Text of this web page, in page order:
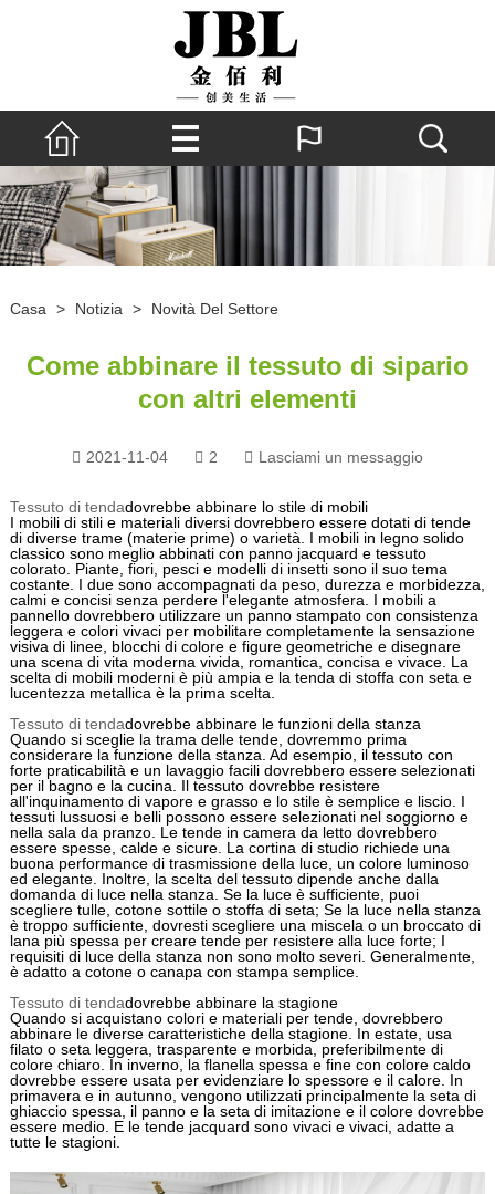
Casa > Notizia > Novità Del Settore
Come abbinare il tessuto di sipario
con altri elementi
2021-11-04 2 Lasciami un messaggio
Tessuto di tendadovrebbe abbinare lo stile di mobili
I mobili di stili e materiali diversi dovrebbero essere dotati di tende
di diverse trame (materie prime) o varietà. I mobili in legno solido
classico sono meglio abbinati con panno jacquard e tessuto
colorato. Piante, fiori, pesci e modelli di insetti sono il suo tema
costante. I due sono accompagnati da peso, durezza e morbidezza,
calmi e concisi senza perdere l'elegante atmosfera. I mobili a
pannello dovrebbero utilizzare un panno stampato con consistenza
leggera e colori vivaci per mobilitare completamente la sensazione
visiva di linee, blocchi di colore e figure geometriche e disegnare
una scena di vita moderna vivida, romantica, concisa e vivace. La
scelta di mobili moderni è più ampia e la tenda di stoffa con seta e
lucentezza metallica è la prima scelta.
Tessuto di tendadovrebbe abbinare le funzioni della stanza
Quando si sceglie la trama delle tende, dovremmo prima
considerare la funzione della stanza. Ad esempio, il tessuto con
forte praticabilità e un lavaggio facili dovrebbero essere selezionati
per il bagno e la cucina. Il tessuto dovrebbe resistere
all'inquinamento di vapore e grasso e lo stile è semplice e liscio. I
tessuti lussuosi e belli possono essere selezionati nel soggiorno e
nella sala da pranzo. Le tende in camera da letto dovrebbero
essere spesse, calde e sicure. La cortina di studio richiede una
buona performance di trasmissione della luce, un colore luminoso
ed elegante. Inoltre, la scelta del tessuto dipende anche dalla
domanda di luce nella stanza. Se la luce è sufficiente, puoi
scegliere tulle, cotone sottile o stoffa di seta; Se la luce nella stanza
è troppo sufficiente, dovresti scegliere una miscela o un broccato di
lana più spessa per creare tende per resistere alla luce forte; I
requisiti di luce della stanza non sono molto severi. Generalmente,
è adatto a cotone o canapa con stampa semplice.
Tessuto di tendadovrebbe abbinare la stagione
Quando si acquistano colori e materiali per tende, dovrebbero
abbinare le diverse caratteristiche della stagione. In estate, usa
filato o seta leggera, trasparente e morbida, preferibilmente di
colore chiaro. In inverno, la flanella spessa e fine con colore caldo
dovrebbe essere usata per evidenziare lo spessore e il calore. In
primavera e in autunno, vengono utilizzati principalmente la seta di
ghiaccio spessa, il panno e la seta di imitazione e il colore dovrebbe
essere medio. E le tende jacquard sono vivaci e vivaci, adatte a
tutte le stagioni.